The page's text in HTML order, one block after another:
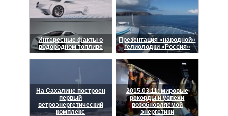
Интересные факты о
водородном топливе
Презентация «народной»
гелиолодки «Россия»
На Сахалине построен
первый
ветроэнергетический
комплекс
2015.03.11: мировые
рекорды и успехи
возобновляемой
энергетики